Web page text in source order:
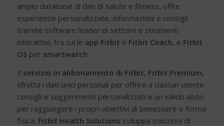
ampio database di dati di salute e fitness, offre
esperienze personalizzate, informazioni e consigli
tramite software leader di settore e strumenti
interattivi, tra cui le app Fitbit e Fitbit Coach, e Fitbit
OSper smartwatch.
Il servizio in abbonamento di Fitbit, Fitbit Premium,
sfrutta i dati unici personali per offrire a ciascun utente
consigli e suggerimenti personalizzati e un valido aiuto
per raggiungere i propri obiettivi di benessere e forma
fisica. Fitbit Health Solutions sviluppa soluzioni di